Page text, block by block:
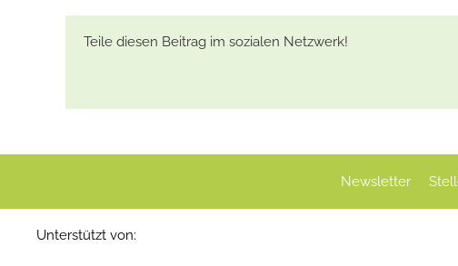
Teile diesen Beitrag im sozialen Netzwerk!
Newsletter
Unterstützt von: